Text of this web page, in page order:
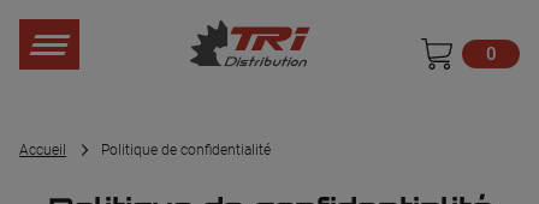
0
Accueil Politique de confidentialité